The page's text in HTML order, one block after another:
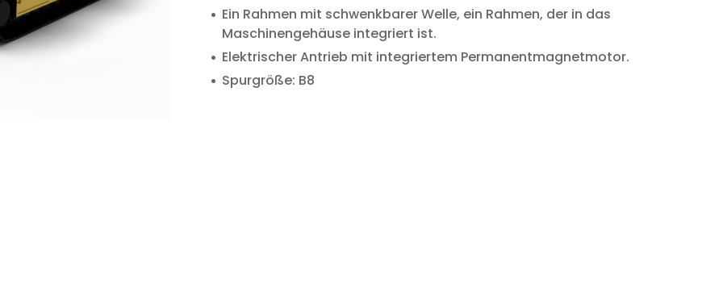
Ein Rahmen mit schwenkbarer Welle, ein Rahmen, der in das
Maschinengehäuse integriert ist.
Elektrischer Antrieb mit integriertem Permanentmagnetmotor.
Spurgröße: B8